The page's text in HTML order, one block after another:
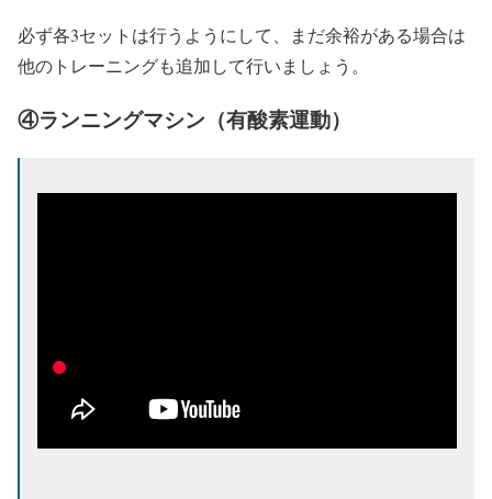
必ず各3セットは行うようにして、まだ余裕がある場合は
他のトレーニングも追加して行いましょう。
④ランニングマシン（有酸素運動）